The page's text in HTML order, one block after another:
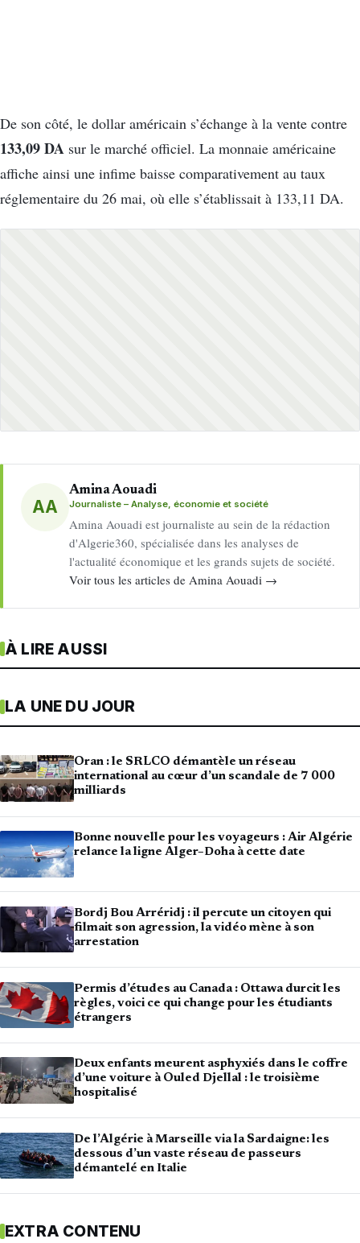
De son côté, le dollar américain s’échange à la vente contre
133,09 DA sur le marché officiel. La monnaie américaine
affiche ainsi une infime baisse comparativement au taux
réglementaire du 26 mai, où elle s’établissait à 133,11 DA.
AA
Amina Aouadi
Journaliste – Analyse, économie et société
Amina Aouadi est journaliste au sein de la rédaction
d'Algerie360, spécialisée dans les analyses de
l'actualité économique et les grands sujets de société.
Voir tous les articles de Amina Aouadi →
À LIRE AUSSI
LA UNE DU JOUR
Oran : le SRLCO démantèle un réseau
international au cœur d’un scandale de 7 000
milliards
Bonne nouvelle pour les voyageurs : Air Algérie
relance la ligne Alger–Doha à cette date
Bordj Bou Arréridj : il percute un citoyen qui
filmait son agression, la vidéo mène à son
arrestation
Permis d’études au Canada : Ottawa durcit les
règles, voici ce qui change pour les étudiants
étrangers
Deux enfants meurent asphyxiés dans le coffre
d’une voiture à Ouled Djellal : le troisième
hospitalisé
De l’Algérie à Marseille via la Sardaigne: les
dessous d’un vaste réseau de passeurs
démantelé en Italie
EXTRA CONTENU